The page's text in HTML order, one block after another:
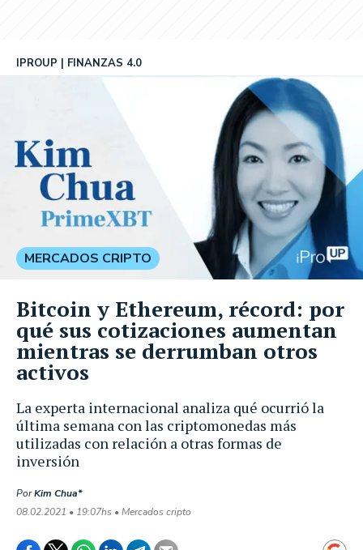
La experta internacional analiza qué ocurrió la
última semana con las criptomonedas más
utilizadas con relación a otras formas de
inversión
IPROUP FINANZAS 4.0
PorKim Chua*
08.02.2021 • 19:07hs • Mercados cripto
MERCADOS CRIPTO
Bitcoin y Ethereum, récord: por
qué sus cotizaciones aumentan
mientras se derrumban otros
activos